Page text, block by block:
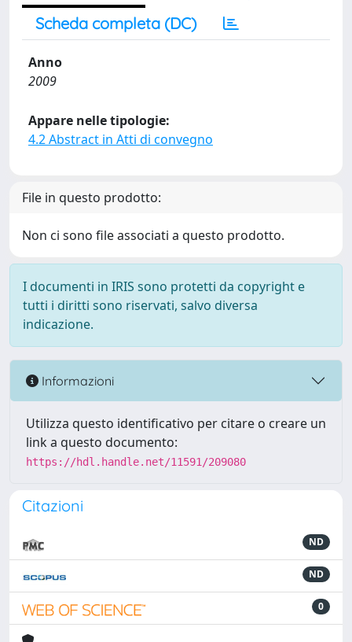
Scheda completa (DC)
Anno
2009
Appare nelle tipologie:
4.2 Abstract in Atti di convegno
File in questo prodotto:
Non ci sono file associati a questo prodotto.
I documenti in IRIS sono protetti da copyright e
tutti i diritti sono riservati, salvo diversa
indicazione.
Informazioni
Utilizza questo identificativo per citare o creare un
link a questo documento:
https://hdl.handle.net/11591/209080
Citazioni
ND
ND
0